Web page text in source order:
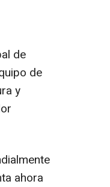
de
de
y
ahora